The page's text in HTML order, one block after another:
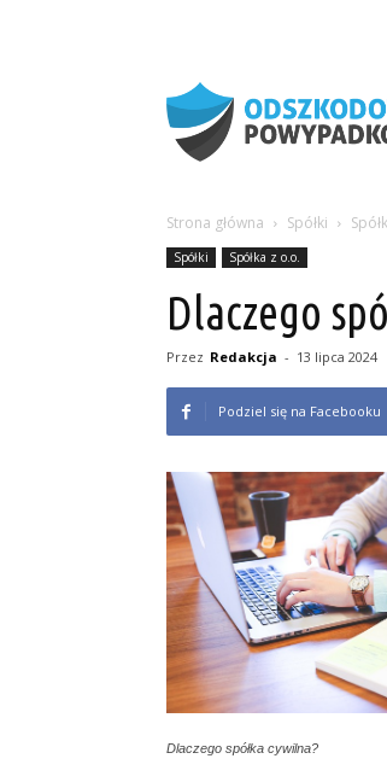
Strona główna Spółki
Spółki Spółka z o.o.
Dlaczego
Przez Redakcja - 13 lipca 2024
Podziel się na Facebooku
Dlaczego spółka cywilna?